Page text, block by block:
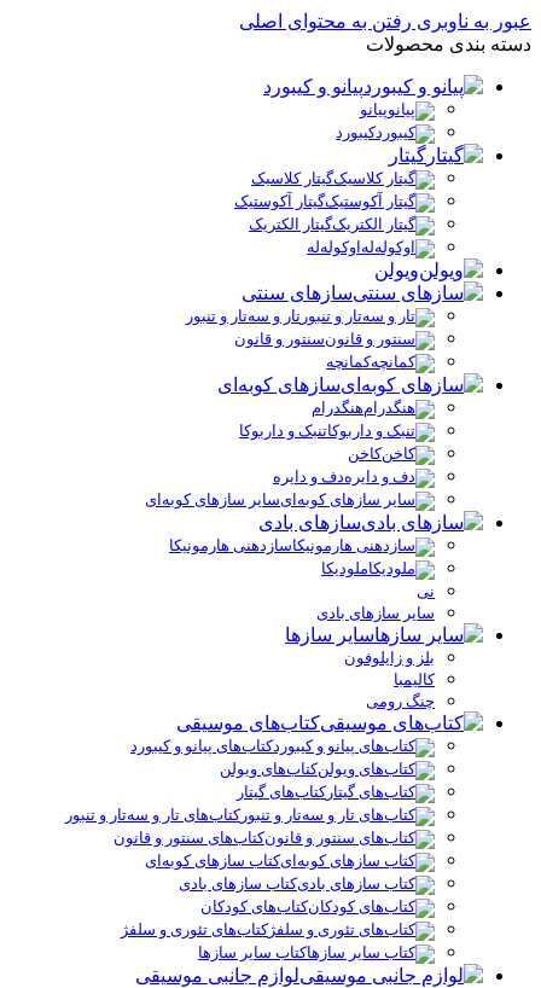
عبور به ناوبری رفتن به محتوای اصلی
دسته بندی محصولات
پیانو و کیبورد
پیانو
کیبورد
گیتار
گیتار کلاسیک
گیتار آکوستیک
گیتار الکتریک
اوکوله‌له
ویولن
سازهای سنتی
تار و سه‌تار و تنبور
سنتور و قانون
کمانچه
سازهای کوبه‌ای
هنگدرام
تنبک و داربوکا
کاخن
دف و دایره
سایر سازهای کوبه‌ای
سازهای بادی
سازدهنی هارمونیکا
ملودیکا
نی
سایر سازهای بادی
سایر سازها
بلز و زایلوفون
کالیمبا
چنگ رومی
کتاب‌های موسیقی
کتاب‌های پیانو و کیبورد
کتاب‌های ویولن
کتاب‌های گیتار
کتاب‌های تار و سه‌تار و تنبور
کتاب‌های سنتور و قانون
کتاب سازهای کوبه‌ای
کتاب سازهای بادی
کتاب‌های کودکان
کتاب‌های تئوری و سلفژ
کتاب سایر سازها
لوازم جانبی موسیقی